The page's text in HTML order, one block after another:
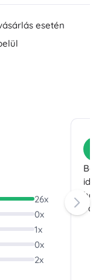
esetén
26x
0x
1x
0x
2x